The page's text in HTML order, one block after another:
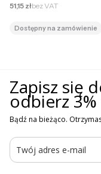
Cena netto
51,15 złbez VAT
Dostępny na zamówienie
Zapisz się
odbierz
Bądź na bieżąco.